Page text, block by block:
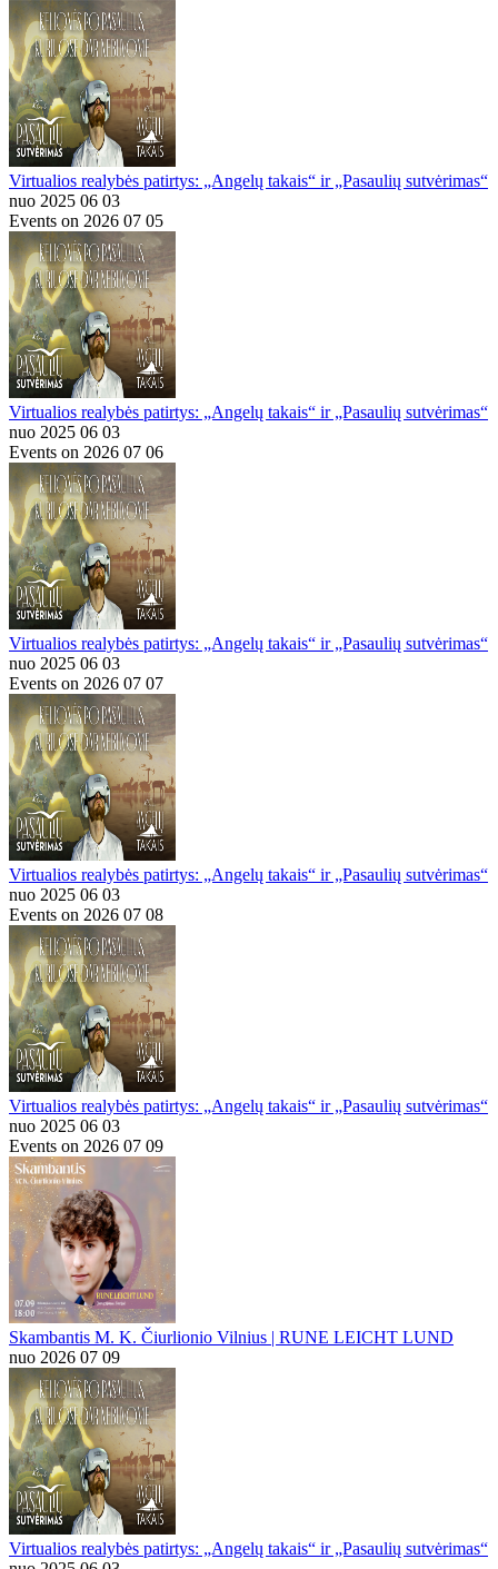
Virtualios realybės patirtys: „Angelų takais“ ir „Pasaulių sutvėrimas“
nuo 2025 06 03
Events on 2026 07 05
Virtualios realybės patirtys: „Angelų takais“ ir „Pasaulių sutvėrimas“
nuo 2025 06 03
Events on 2026 07 06
Virtualios realybės patirtys: „Angelų takais“ ir „Pasaulių sutvėrimas“
nuo 2025 06 03
Events on 2026 07 07
Virtualios realybės patirtys: „Angelų takais“ ir „Pasaulių sutvėrimas“
nuo 2025 06 03
Events on 2026 07 08
Virtualios realybės patirtys: „Angelų takais“ ir „Pasaulių sutvėrimas“
nuo 2025 06 03
Events on 2026 07 09
Skambantis M. K. Čiurlionio Vilnius | RUNE LEICHT LUND
nuo 2026 07 09
Virtualios realybės patirtys: „Angelų takais“ ir „Pasaulių sutvėrimas“